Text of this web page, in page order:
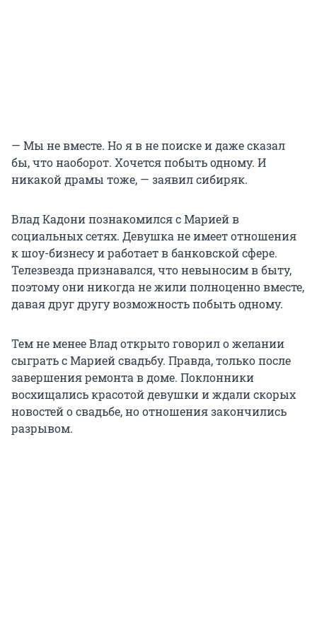
— Мы не вместе. Но я в не поиске и даже сказал
бы, что наоборот. Хочется побыть одному. И
никакой драмы тоже, — заявил сибиряк.
Влад Кадони познакомился с Марией в
социальных сетях. Девушка не имеет отношения
к шоу-бизнесу и работает в банковской сфере.
Телезвезда признавался, что невыносим в быту,
поэтому они никогда не жили полноценно вместе,
давая друг другу возможность побыть одному.
Тем не менее Влад открыто говорил о желании
сыграть с Марией свадьбу. Правда, только после
завершения ремонта в доме. Поклонники
восхищались красотой девушки и ждали скорых
новостей о свадьбе, но отношения закончились
разрывом.